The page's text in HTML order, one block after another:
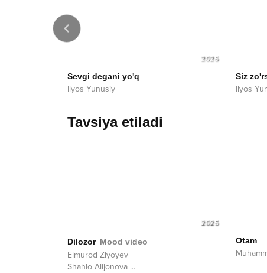
2025
Sevgi degani yo'q
Ilyos Yunusiy
Siz
Ilyos
Tavsiya etiladi
2025
Dilozor Mood video
Elmurod Ziyoyev
Shahlo Alijonova ...
Otam